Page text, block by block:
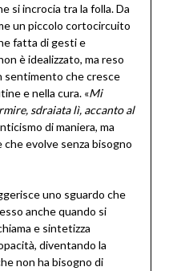
si incrocia tra la folla. Da
un piccolo cortocircuito
fatta di gesti e
è idealizzato, ma reso
sentimento che cresce
e nella cura. «Mi
sdraiata lì, accanto al
di maniera, ma
che evolve senza bisogno
uno sguardo che
anche quando si
e sintetizza
diventando la
non ha bisogno di